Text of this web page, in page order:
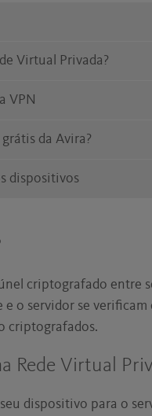
Virtual Privada?
VPN
da Avira?
dispositivos
criptografado entre
o servidor se
criptografados.
Rede Virtual
dispositivo para o